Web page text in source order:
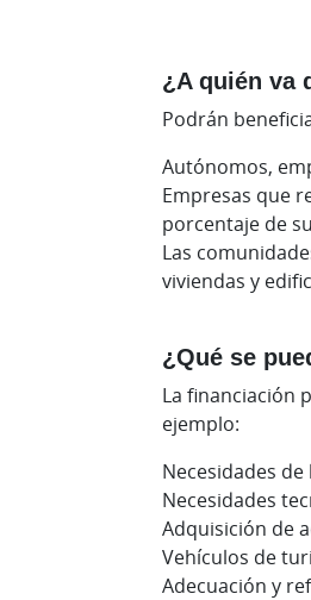
¿A quién va
Podrán
Autónomos,
Empresas que
porcentaje de
Las
viviendas y
¿Qué se
La financiación
ejemplo:
Necesidades
Necesidades
Adquisición de
Vehículos de
Adecuación y